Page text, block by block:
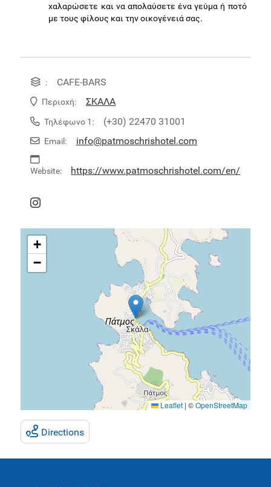
χαλαρώσετε και να απολαύσετε ένα γεύμα ή ποτό
με τους φίλους και την οικογένειά σας.
: CAFE-BARS
Περιοχή: ΣΚΑΛΑ
Τηλέφωνο 1: (+30) 22470 31001
Email: info@patmoschrishotel.com
Website: https://www.patmoschrishotel.com/en/
+
−
Leaflet | ©OpenStreetMap
Directions